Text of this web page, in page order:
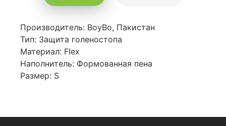
Производитель: BoyBo, Пакистан
Тип: Защита голеностопа
Материал: Flex
Наполнитель: Формованная пена
Размер: S